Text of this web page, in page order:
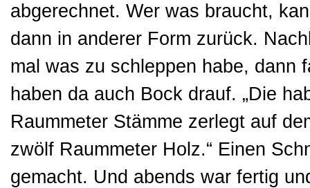
abgerechnet. Wer was braucht,
dann in anderer Form zurück.
mal was zu schleppen habe, dann
haben da auch Bock drauf. „Die
Raummeter Stämme zerlegt auf
zwölf Raummeter Holz.“ Einen
gemacht. Und abends war fertig